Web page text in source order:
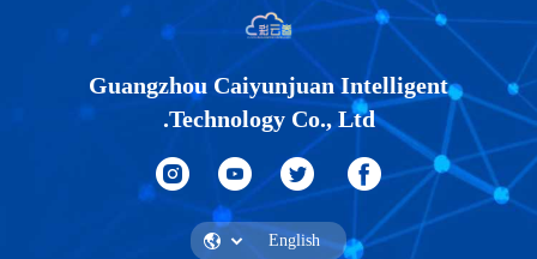
Guangzhou Caiyunjuan Intelligent
Technology Co., Ltd.